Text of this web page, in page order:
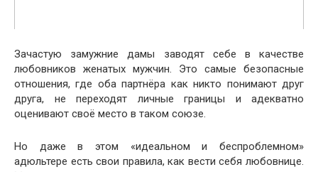
Зачастую замужние дамы заводят себе в качестве
любовников женатых мужчин. Это самые безопасные
отношения, где оба партнёра как никто понимают друг
друга, не переходят личные границы и адекватно
оценивают своё место в таком союзе.
Но даже в этом «идеальном и беспроблемном»
адюльтере есть свои правила, как вести себя любовнице.